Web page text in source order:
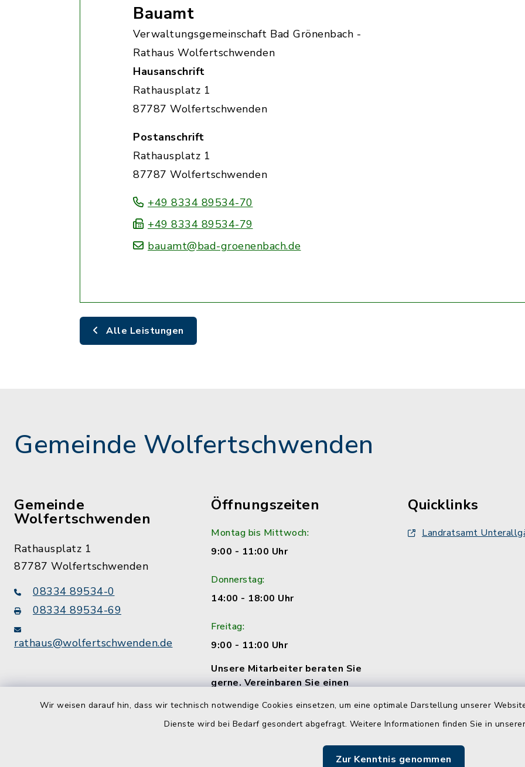
Wir weisen darauf hin, dass wir technisch notwendige Cookies einsetzen, um eine optimale Darstellung unserer
Dienste wird bei Bedarf gesondert abgefragt. Weitere Informationen finden Sie in
Zur Kenntnis genommen
Bauamt
Verwaltungsgemeinschaft Bad Grönenbach -
Rathaus Wolfertschwenden
Hausanschrift
Rathausplatz 1
87787 Wolfertschwenden
Postanschrift
Rathausplatz 1
87787 Wolfertschwenden
+49 8334 89534-70
+49 8334 89534-79
bauamt@bad-groenenbach.de
Alle Leistungen
Gemeinde Wolfertschwenden
Gemeinde
Wolfertschwenden
Rathausplatz 1
87787 Wolfertschwenden
08334 89534-0
08334 89534-69
rathaus@wolfertschwenden.de
Öffnungszeiten
Montag bis Mittwoch:
9:00 - 11:00 Uhr
Donnerstag:
14:00 - 18:00 Uhr
Freitag:
9:00 - 11:00 Uhr
Unsere Mitarbeiter beraten Sie
gerne. Vereinbaren Sie einen
Quicklinks
Landratsamt